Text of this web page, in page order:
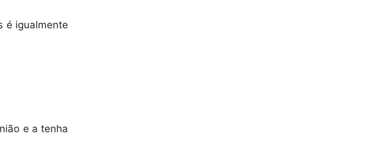
é igualmente
e a tenha